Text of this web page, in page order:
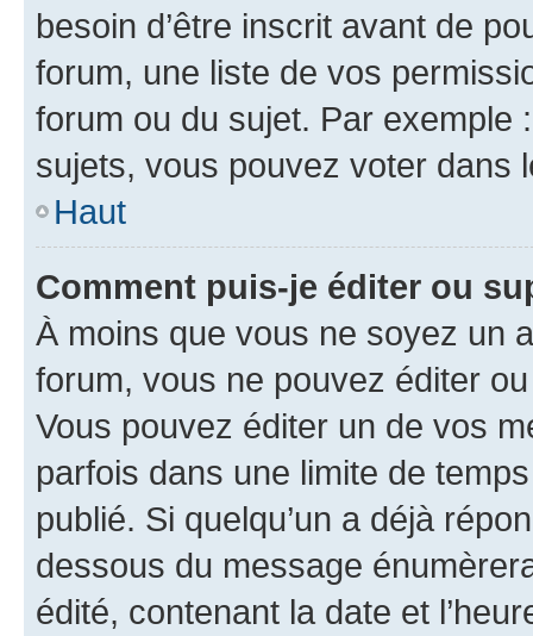
besoin d’être inscrit avant de
forum, une liste de vos
forum ou du sujet. Par exemple
sujets, vous pouvez voter dans
Haut
Comment puis-je éditer ou
À moins que vous ne soyez un
forum, vous ne pouvez éditer
Vous pouvez éditer un de vos
parfois dans une limite de
publié. Si quelqu’un a déjà
dessous du message
édité, contenant la date et